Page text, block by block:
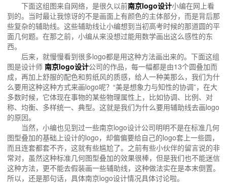
下面这组图来自网络，是很久以前南京logo设计小编在网上看
到的。当时最让我惊讶的不是画面上有颜色的主体部分，而是背后那
些复杂的辅助线。这些辅助线让小编想到当初高考时候的那道圆的平
面几何题。在那之前，小编从来没想过能用数学画出这么感性的东
西。
后来，就慢慢看到很多logo都是用这种方法画出来的。下面这组
图是设计师 南京logo设计公司的作品，每一幅都是由13个圆叠加而
成，再加上舒服的配色和剪纸风的质感，给人一种美那么，我们为什
么要用这种这种方式来画logo呢？“美是想象力与知性的协调”，在大
多数时候，它体现在事物的某些物理属性上，比如协调、比例、对
称、均衡、多样统一、典型。这就是我们为什么要用辅助线去画logo
的原因。
当然，小编也见到过一些南京logo设计公司明明不是在标准几何
图型叠加的基础上设计的logo，却偏偏要给自己的logo套上一些圆，
而且连套都套不齐，这就有些尴尬了。之前有些小伙伴的留言说的非
常对，虽然这种标准几何图型叠加的效果很棒，但是我们也不能迷信
这种方法，更不能去假装画一些辅助线，这种做法实在是本末倒置。
所以，还是那句话，具体南京logo设计情况具体讨论啦。